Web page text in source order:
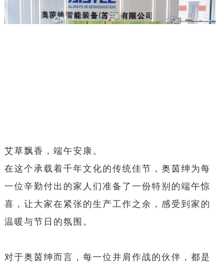
艾草飘香，端午安康。
在这个承载着千年文化的传统佳节，奥茵绅为每
一位辛勤付出的家人们准备了一份特别的端午惊
喜，让大家在紧张的生产工作之余，感受到家的
温暖与节日的氛围。
对于奥茵绅而言，每一位并肩作战的伙伴，都是